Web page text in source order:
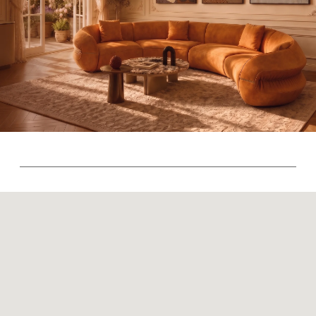
Политика конфиденциальности
Политика возврата товаров